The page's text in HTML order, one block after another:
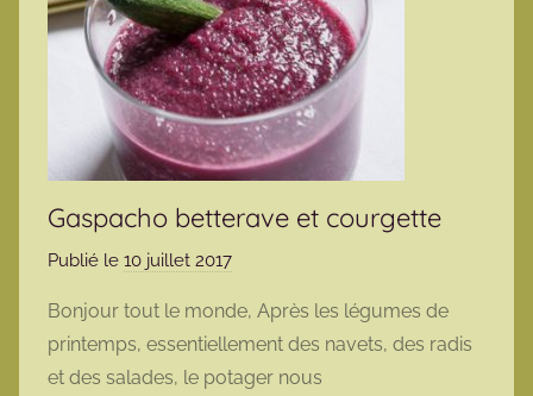
Gaspacho betterave et courgette
Publié le 10 juillet 2017
r
m
a
Bonjour tout le monde, Après les légumes de
printemps, essentiellement des navets, des radis
et des salades, le potager nous